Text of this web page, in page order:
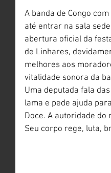
A banda de Congo
até entrar na sala
abertura oficial da
de Linhares,
melhores aos
vitalidade sonora da
Uma deputada fala
lama e pede ajuda
Doce. A autoridade
Seu corpo rege, luta,